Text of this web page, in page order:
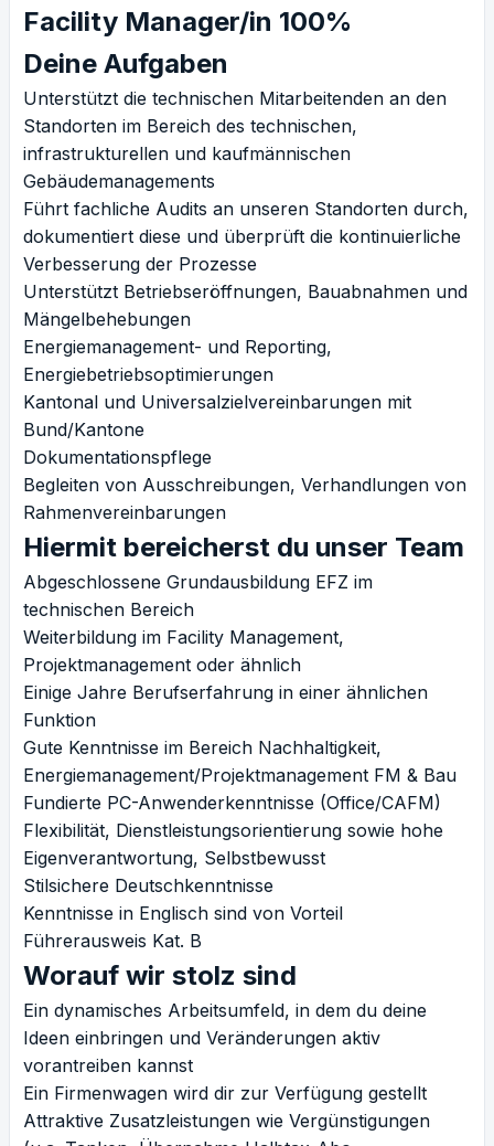
Facility Manager/in 100%
Deine Aufgaben
Unterstützt die technischen Mitarbeitenden an den
Standorten im Bereich des technischen,
infrastrukturellen und kaufmännischen
Gebäudemanagements
Führt fachliche Audits an unseren Standorten durch,
dokumentiert diese und überprüft die kontinuierliche
Verbesserung der Prozesse
Unterstützt Betriebseröffnungen, Bauabnahmen und
Mängelbehebungen
Energiemanagement- und Reporting,
Energiebetriebsoptimierungen
Kantonal und Universalzielvereinbarungen mit
Bund/Kantone
Dokumentationspflege
Begleiten von Ausschreibungen, Verhandlungen von
Rahmenvereinbarungen
Hiermit bereicherst du unser Team
Abgeschlossene Grundausbildung EFZ im
technischen Bereich
Weiterbildung im Facility Management,
Projektmanagement oder ähnlich
Einige Jahre Berufserfahrung in einer ähnlichen
Funktion
Gute Kenntnisse im Bereich Nachhaltigkeit,
Energiemanagement/Projektmanagement FM & Bau
Fundierte PC-Anwenderkenntnisse (Office/CAFM)
Flexibilität, Dienstleistungsorientierung sowie hohe
Eigenverantwortung, Selbstbewusst
Stilsichere Deutschkenntnisse
Kenntnisse in Englisch sind von Vorteil
Führerausweis Kat. B
Worauf wir stolz sind
Ein dynamisches Arbeitsumfeld, in dem du deine
Ideen einbringen und Veränderungen aktiv
vorantreiben kannst
Ein Firmenwagen wird dir zur Verfügung gestellt
Attraktive Zusatzleistungen wie Vergünstigungen